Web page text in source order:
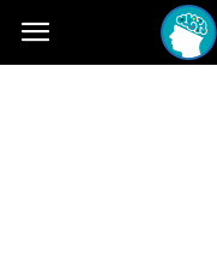
7dak.pl